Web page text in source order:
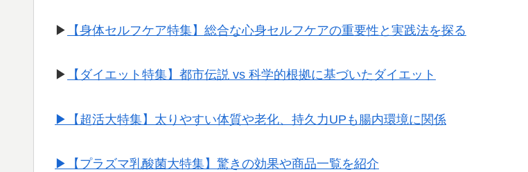
▶︎ 【身体セルフケア特集】総合な心身セルフケアの重要性と実践法を探る
▶︎ 【ダイエット特集】都市伝説 vs 科学的根拠に基づいたダイエット
▶︎【超活大特集】太りやすい体質や老化、持久力UPも腸内環境に関係
▶︎【プラズマ乳酸菌大特集】驚きの効果や商品一覧を紹介